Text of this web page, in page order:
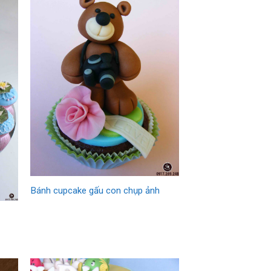
Bánh cupcake gấu con chụp ảnh